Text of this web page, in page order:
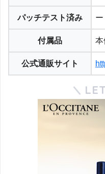
パッチテスト済み ー
付属品 本
公式通販サイト